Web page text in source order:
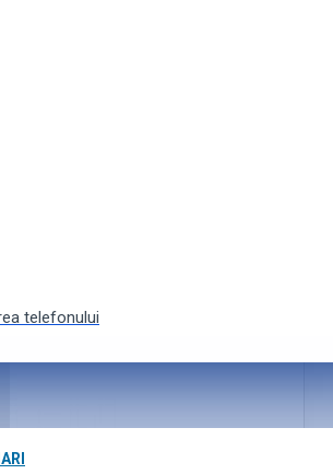
telefonului
de acțiune